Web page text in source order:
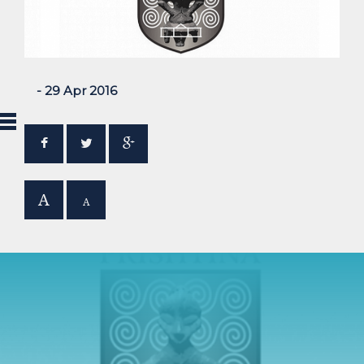
- 29 Apr 2016
A A